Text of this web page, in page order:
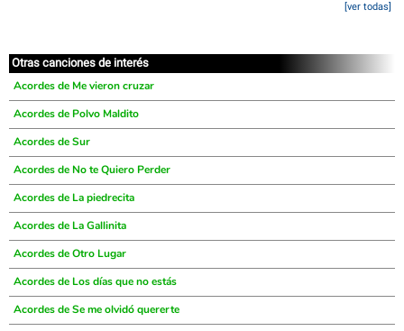
[ver todas]
Otras canciones de interés
Acordes de Me vieron cruzar
Acordes de Polvo Maldito
Acordes de Sur
Acordes de No te Quiero Perder
Acordes de La piedrecita
Acordes de La Gallinita
Acordes de Otro Lugar
Acordes de Los días que no estás
Acordes de Se me olvidó quererte